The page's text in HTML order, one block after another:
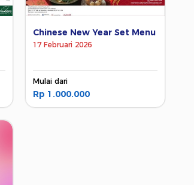
Chinese New Year Set Menu
17 Februari 2026
Mulai dari
Rp 1.000.000